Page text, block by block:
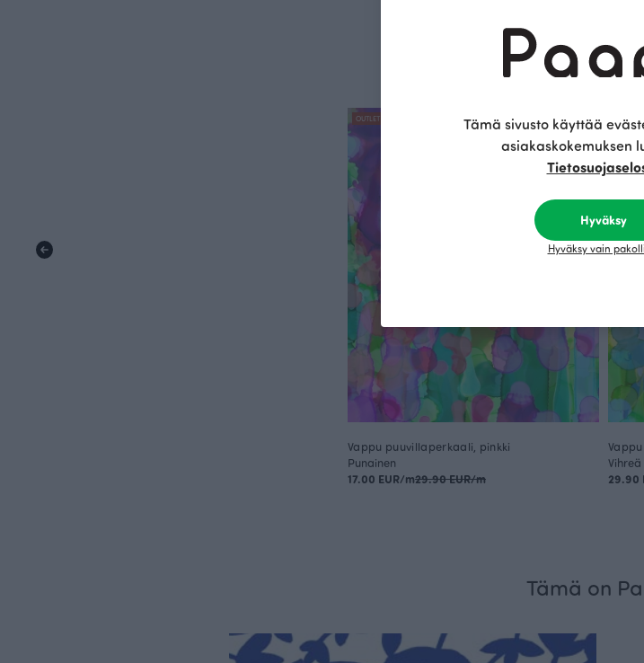
Saattaisit olla
OUTLET
Vappu puuvillaperkaali, pinkki
Punainen
17.00 EUR/m29.90 EUR/m
Vihreä
29.90
Tämä on
Tämä sivusto käyttää
asiakaskokemuksen
Hyväksy
Hyväksy vain